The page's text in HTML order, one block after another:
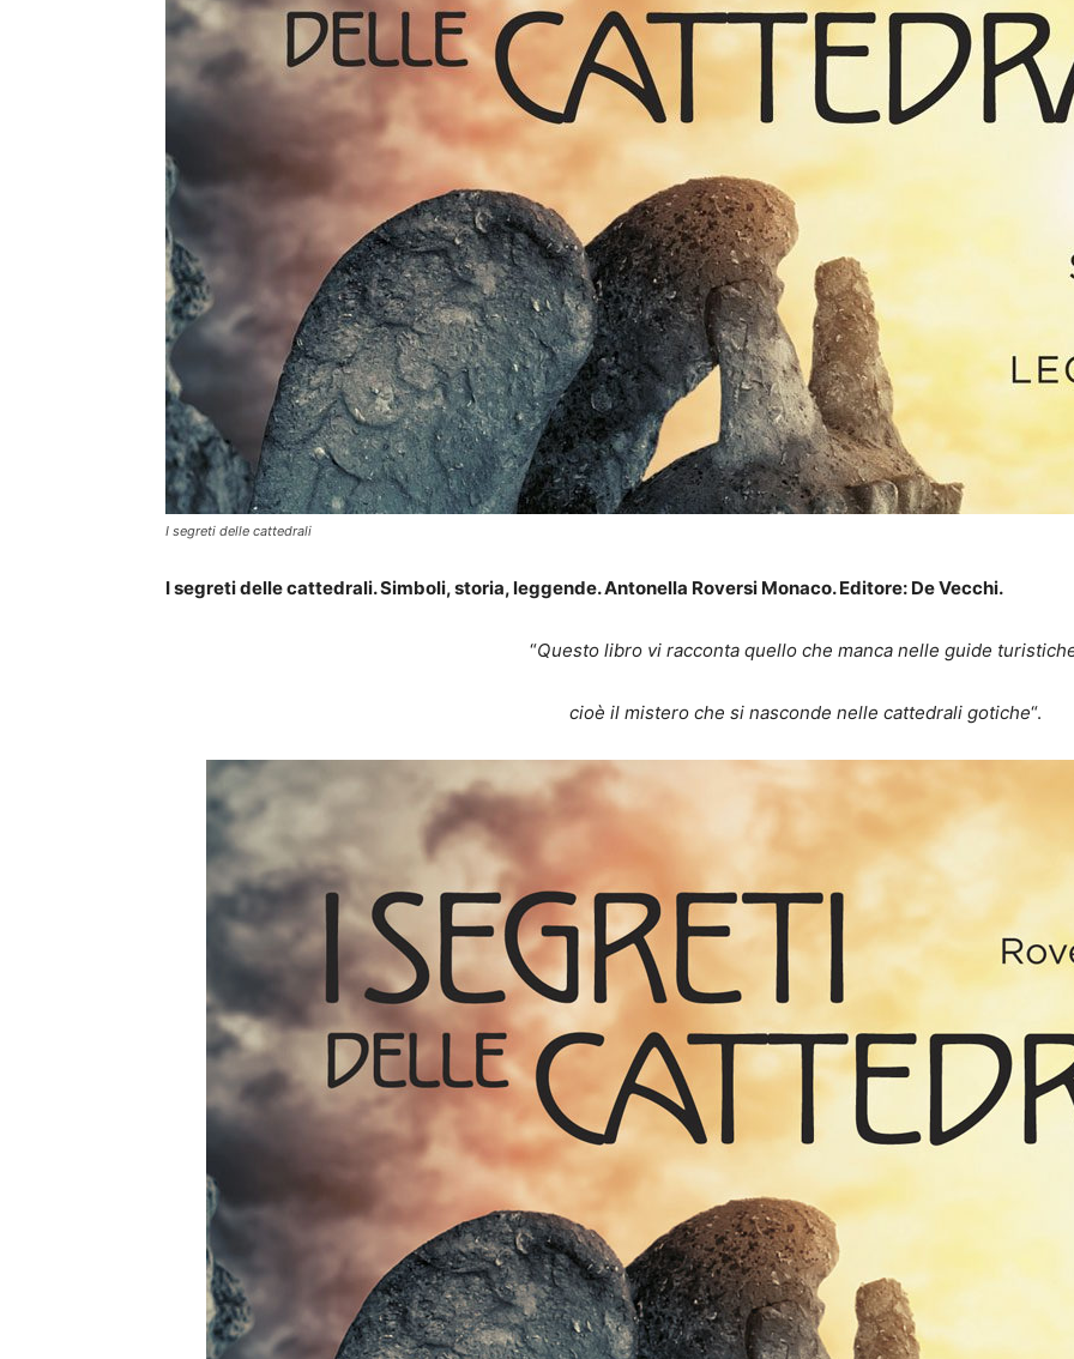
I segreti delle cattedrali
I segreti delle cattedrali. Simboli, storia, leggende. Antonella Roversi Monaco. Editore: De Vecchi.
“Questo libro vi racconta quello che manca nelle guide
cioè il mistero che si nasconde nelle cattedrali gotiche“.